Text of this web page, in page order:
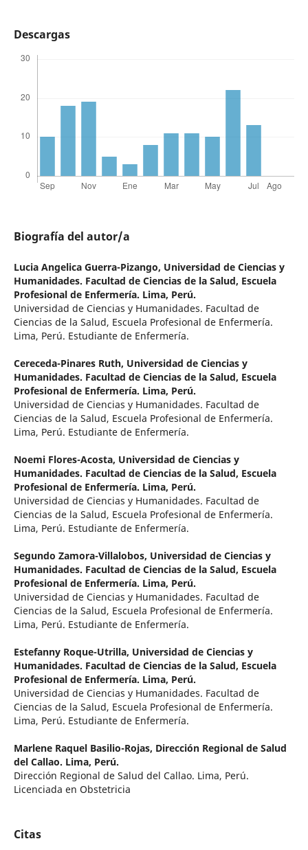
Descargas
Biografía del autor/a
Lucia Angelica Guerra-Pizango, Universidad de Ciencias y
Humanidades. Facultad de Ciencias de la Salud, Escuela
Profesional de Enfermería. Lima, Perú.
Universidad de Ciencias y Humanidades. Facultad de
Ciencias de la Salud, Escuela Profesional de Enfermería.
Lima, Perú. Estudiante de Enfermería.
Cereceda-Pinares Ruth, Universidad de Ciencias y
Humanidades. Facultad de Ciencias de la Salud, Escuela
Profesional de Enfermería. Lima, Perú.
Universidad de Ciencias y Humanidades. Facultad de
Ciencias de la Salud, Escuela Profesional de Enfermería.
Lima, Perú. Estudiante de Enfermería.
Noemi Flores-Acosta, Universidad de Ciencias y
Humanidades. Facultad de Ciencias de la Salud, Escuela
Profesional de Enfermería. Lima, Perú.
Universidad de Ciencias y Humanidades. Facultad de
Ciencias de la Salud, Escuela Profesional de Enfermería.
Lima, Perú. Estudiante de Enfermería.
Segundo Zamora-Villalobos, Universidad de Ciencias y
Humanidades. Facultad de Ciencias de la Salud, Escuela
Profesional de Enfermería. Lima, Perú.
Universidad de Ciencias y Humanidades. Facultad de
Ciencias de la Salud, Escuela Profesional de Enfermería.
Lima, Perú. Estudiante de Enfermería.
Estefanny Roque-Utrilla, Universidad de Ciencias y
Humanidades. Facultad de Ciencias de la Salud, Escuela
Profesional de Enfermería. Lima, Perú.
Universidad de Ciencias y Humanidades. Facultad de
Ciencias de la Salud, Escuela Profesional de Enfermería.
Lima, Perú. Estudiante de Enfermería.
Marlene Raquel Basilio-Rojas, Dirección Regional de Salud
del Callao. Lima, Perú.
Dirección Regional de Salud del Callao. Lima, Perú.
Licenciada en Obstetricia
Citas